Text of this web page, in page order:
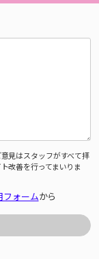
見はスタッフがすべて拝
改善を行ってまいりま
フォームから